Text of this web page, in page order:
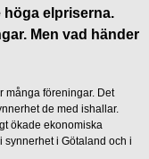
elpriserna.
Men vad händer
många föreningar. Det
de med ishallar.
ökade ekonomiska
synnerhet i Götaland och i